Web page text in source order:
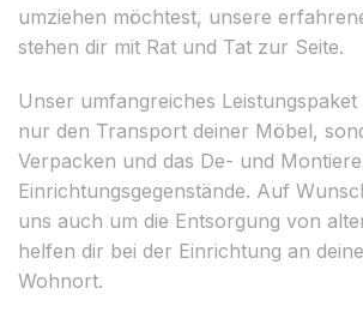
umziehen möchtest, unsere
stehen dir mit Rat und Tat zur Seite.
Unser umfangreiches
nur den Transport deiner Möbel,
Verpacken und das De- und
Einrichtungsgegenstände. Auf
uns auch um die Entsorgung von
helfen dir bei der Einrichtung an
Wohnort.